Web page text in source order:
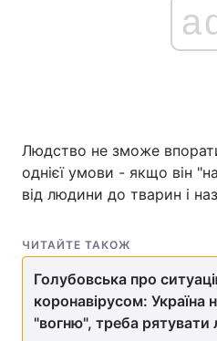
Людство не зможе
однієї умови - якщо він
від людини до тварин і
ЧИТАЙТЕ ТАКОЖ
Голубовська про
коронавірусом: Україна
"вогню", треба рятувати